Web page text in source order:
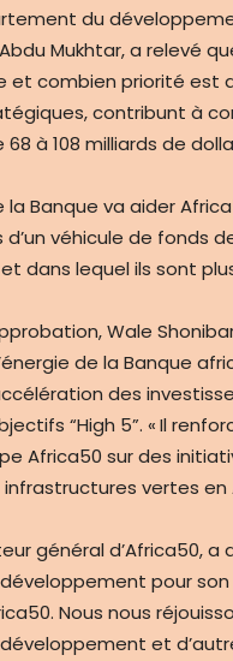
du
Mukhtar, a relevé
combien priorité est
contribunt à
à 108 milliards de
la Banque va aider
véhicule de fonds
dans lequel ils sont
Wale
de la Banque
des
“High 5”. « Il
Africa50 sur des
vertes en
général d’Africa50,
pour
Nous nous
et